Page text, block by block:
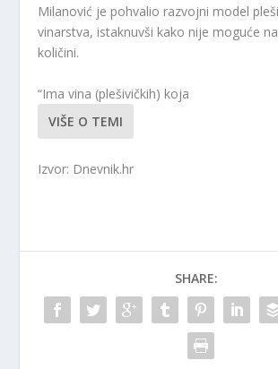
Milanović je pohvalio razvojni model
vinarstva, istaknuvši kako nije moguće
količini.
“Ima vina (plešivičkih) koja
VIŠE O TEMI
Izvor: Dnevnik.hr
SHARE: